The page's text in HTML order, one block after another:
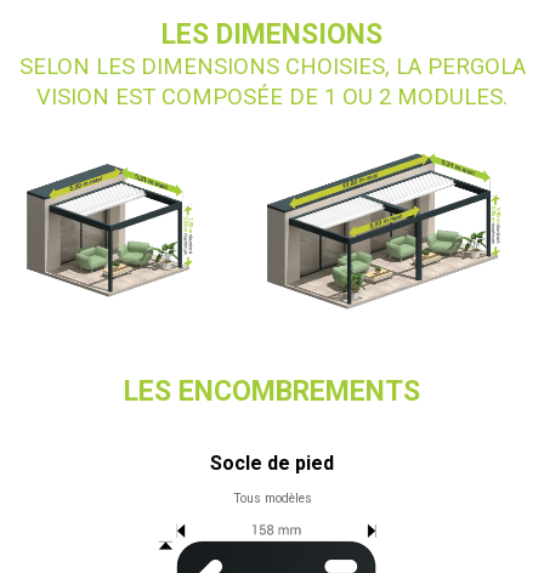
LES DIMENSIONS
SELON LES DIMENSIONS CHOISIES, LA PERGOLA
VISION EST COMPOSÉE DE 1 OU 2 MODULES.
LES ENCOMBREMENTS
Socle de pied
Tous modèles